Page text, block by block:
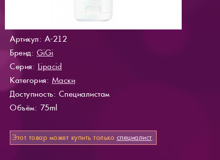
Артикул: A-212
Бренд: GiGi
Серия: Lipacid
Категория: Маски
Доступность: Специалистам
Объём: 75ml
Этот товар может купить только специалист.